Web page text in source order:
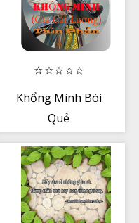
Khổng Minh Bói
Quẻ